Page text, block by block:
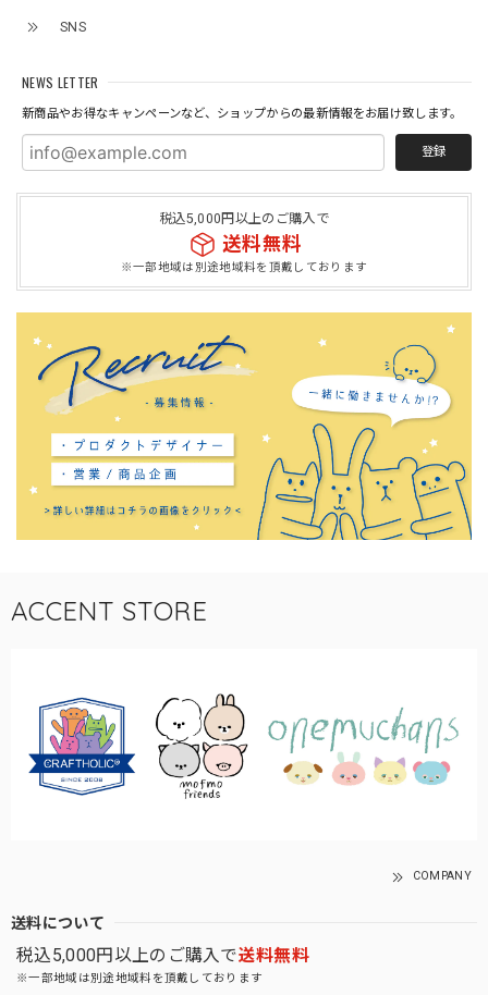
SNS
NEWS LETTER
新商品やお得なキャンペーンなど、ショップからの最新情報をお届け致します。
登録
税込5,000円以上のご購入で
送料無料
※一部地域は別途地域料を頂戴しております
ACCENT STORE
COMPANY
送料について
税込5,000円以上のご購入で送料無料
※一部地域は別途地域料を頂戴しております